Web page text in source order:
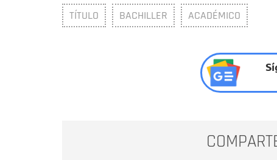
TÍTULO BACHILLER ACADÉMICO